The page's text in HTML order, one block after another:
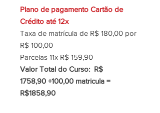
Plano de pagamento Cartão de
Crédito até 12x
Taxa de matrícula de R$ 180,00 por
R$ 100,00
Parcelas 11x R$ 159,90
Valor Total do Curso: R$
1758,90 +100,00 matricula =
R$1858,90